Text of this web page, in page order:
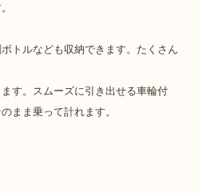
トルなども収納できます。たくさん
す。スムーズに引き出せる車輪付
まま乗って計れます。